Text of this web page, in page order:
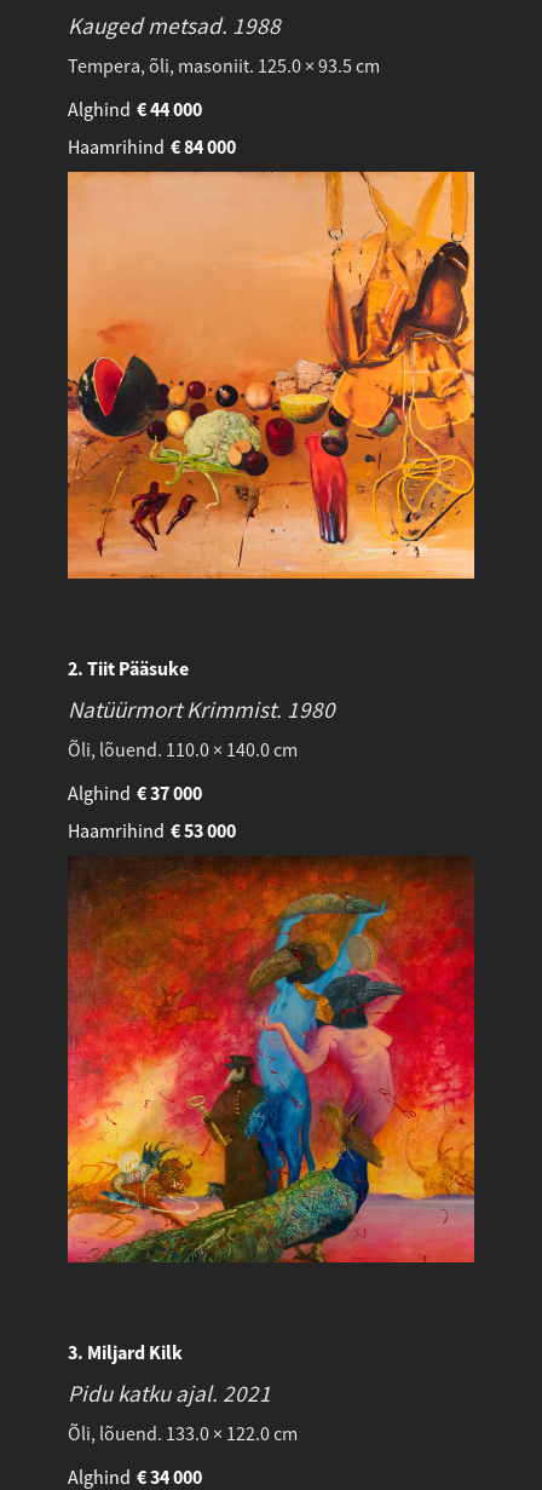
Kauged metsad. 1988
Tempera, õli, masoniit. 125.0 × 93.5 cm
Alghind
44 000
€
Haamrihind
84 000
€
2. Tiit Pääsuke
Natüürmort Krimmist. 1980
Õli, lõuend. 110.0 × 140.0 cm
Alghind
37 000
€
Haamrihind
53 000
€
3. Miljard Kilk
Pidu katku ajal. 2021
Õli, lõuend. 133.0 × 122.0 cm
Alghind
34 000
€